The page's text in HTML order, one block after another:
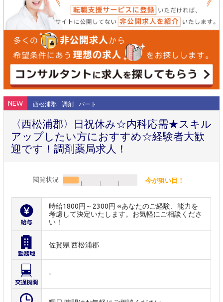
NEW 西松浦郡 調剤 パート
〈西松浦郡〉日祝休み☆内科応需★スキル
アップしたい方におすすめ☆経験者大歓
迎です！調剤薬局求人！
閲覧状況 今が狙い目！
時給1800円～2300円 ※あなたのご経験、能力を
考慮して決定いたします。お気軽にご相談くださ
い！
佐賀県 西松浦郡
-